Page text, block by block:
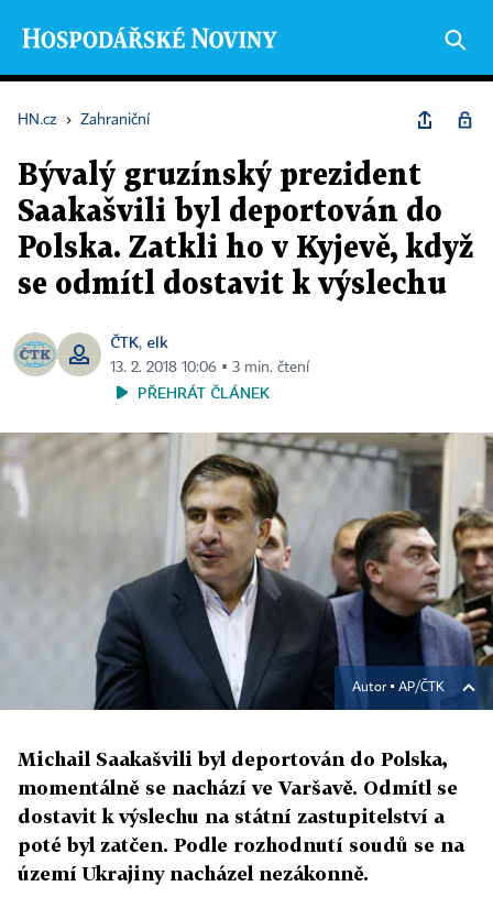
HN.cz › Zahraniční
Bývalý gruzínský prezident
Saakašvili byl deportován do
Polska. Zatkli ho v Kyjevě, když
se odmítl dostavit k výslechu
ČTK, elk
13. 2. 2018 10:06 ▪ 3 min. čtení
PŘEHRÁT ČLÁNEK
Autor ▪ AP/ČTK
Michail Saakašvili byl deportován do Polska,
momentálně se nachází ve Varšavě. Odmítl se
dostavit k výslechu na státní zastupitelství a
poté byl zatčen. Podle rozhodnutí soudů se na
území Ukrajiny nacházel nezákonně.